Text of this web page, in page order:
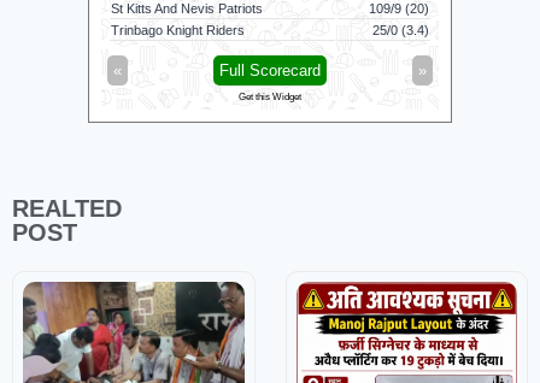
St Kitts And Nevis Patriots
109/9 (20)
Trinbago Knight Riders
25/0 (3.4)
« »
Full Scorecard
Get this Widget
REALTED
POST